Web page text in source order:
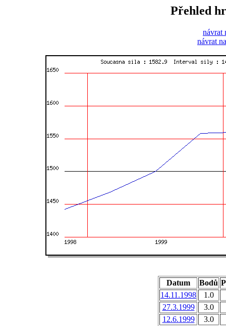
Přehled
návrat
návrat
Datum Bodů
14.11.1998
1.0
27.3.1999
3.0
12.6.1999
3.0